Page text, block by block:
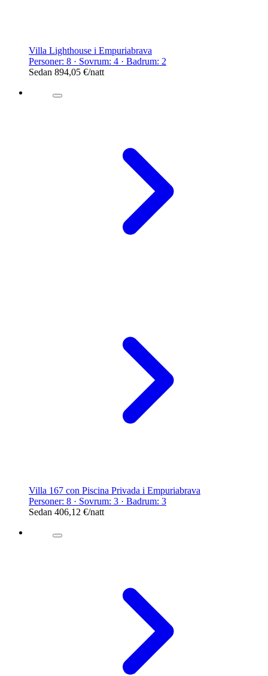
Villa Lighthouse i Empuriabrava
Personer: 8 · Sovrum: 4 · Badrum: 2
Sedan 894,05 €/natt
Villa 167 con Piscina Privada i Empuriabrava
Personer: 8 · Sovrum: 3 · Badrum: 3
Sedan 406,12 €/natt